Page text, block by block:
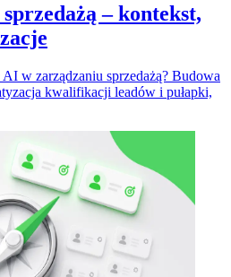
– kontekst,
w zarządzaniu sprzedażą? Budowa
kwalifikacji leadów i pułapki,